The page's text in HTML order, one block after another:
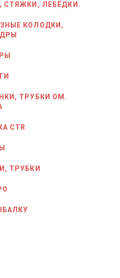
СТЯЖКИ, ЛЕБЁДКИ.
КОЛОДКИ,
ТРУБКИ ОМ.
CTR
ТРУБКИ